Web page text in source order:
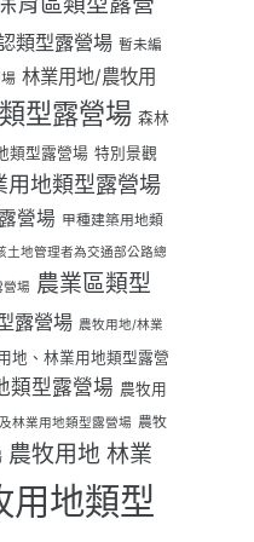
類型露營場 暫未編
林業用地/農牧用
型露營場 森林
類型露營場 特別景觀
用地類型露營場
營場 甲種建築用地類
土地管理者為交通部公路總
營場 農業區類型
露營場 農牧用地/林業
地、林業用地類型露營
類型露營場 農牧用
林業用地類型露營場 農牧
農牧用地 林業
用地類型